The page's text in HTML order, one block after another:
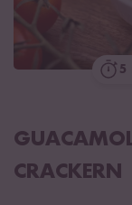
5
CRACKERN